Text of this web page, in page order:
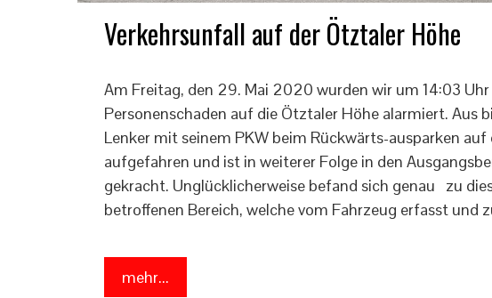
Verkehrsunfall auf der Ötztaler Höhe
Am Freitag, den 29. Mai 2020 wurden wir um 14:03
Personenschaden auf die Ötztaler Höhe alarmiert. Aus
Lenker mit seinem PKW beim Rückwärts-ausparken
aufgefahren und ist in weiterer Folge in den
gekracht. Unglücklicherweise befand sich genau zu
betroffenen Bereich, welche vom Fahrzeug erfasst und
mehr...